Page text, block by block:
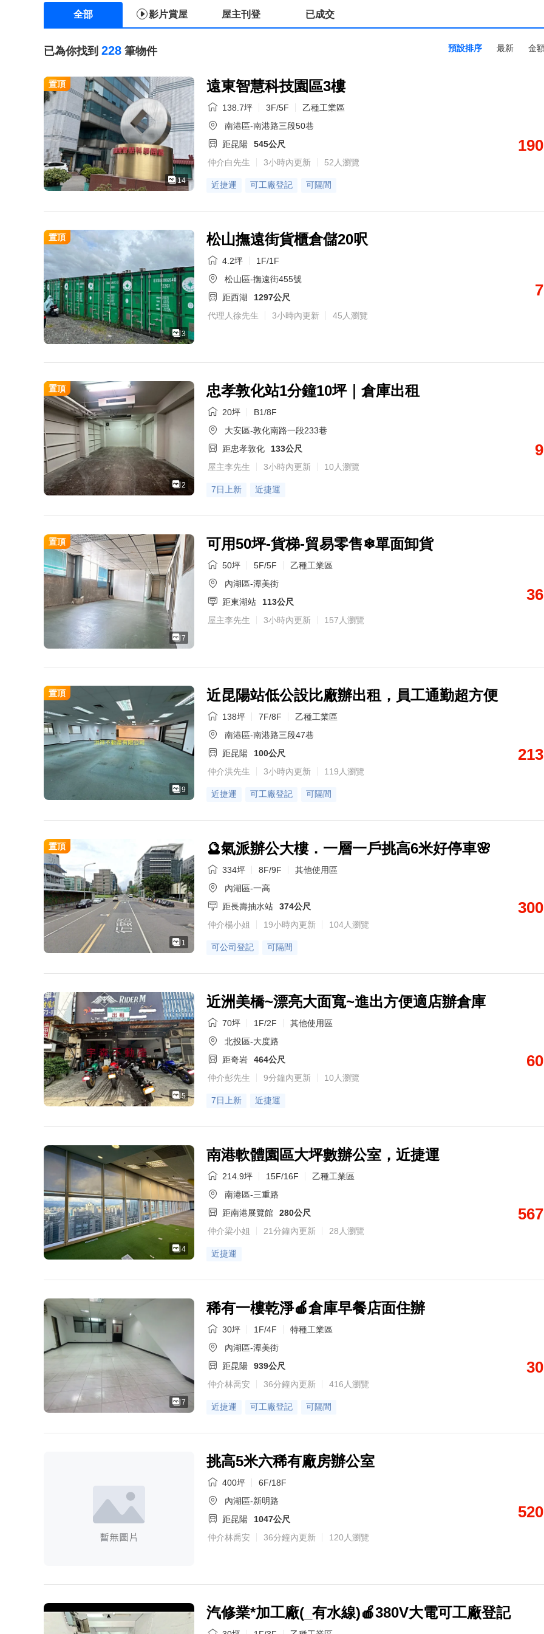
全部 影片賞屋 屋主刊登 已成交
已為你找到 228 筆物件 預設排序 最新 金
置頂
14
遠東智慧科技園區3樓
138.7坪 3F/5F
乙種工業區
南港區-南港路三段50巷
距昆陽
545公尺
仲介白先生
3小時內更新 52人瀏覽
近捷運 可工廠登記 可隔間
置頂
3
松山撫遠街貨櫃倉儲20呎
4.2坪
1F/1F
松山區-撫遠街455號
距西湖
1297公尺
代理人徐先生
3小時內更新 45人瀏覽
置頂
2
忠孝敦化站1分鐘10坪｜倉庫出租
20坪
B1/8F
大安區-敦化南路一段233巷
距忠孝敦化
133公尺
屋主李先生
3小時內更新 10人瀏覽
7日上新 近捷運
置頂
7
可用50坪-貨梯-貿易零售❄單面卸貨
50坪 5F/5F
乙種工業區
內湖區-潭美街
距東湖站
113公尺
屋主李先生
3小時內更新 157人瀏覽
置頂
9
近昆陽站低公設比廠辦出租，員工通勤超方便
138坪 7F/8F
乙種工業區
南港區-南港路三段47巷
距昆陽
100公尺
仲介洪先生
3小時內更新 119人瀏覽
近捷運 可工廠登記 可隔間
置頂
1
🔮氣派辦公大樓．一層一戶挑高6米好停車🌸
334坪 8F/9F
其他使用區
內湖區-一高
距長壽抽水站
374公尺
仲介楊小姐
19小時內更新 104人瀏覽
可公司登記 可隔間
5
近洲美橋~漂亮大面寬~進出方便適店辦倉庫
70坪 1F/2F
其他使用區
北投區-大度路
距奇岩
464公尺
仲介彭先生
9分鐘內更新 10人瀏覽
7日上新 近捷運
4
南港軟體園區大坪數辦公室，近捷運
214.9坪 15F/16F
乙種工業區
南港區-三重路
距南港展覽館
280公尺
仲介梁小姐
21分鐘內更新 28人瀏覽
近捷運
7
稀有一樓乾淨🍎倉庫早餐店面住辦
30坪 1F/4F
特種工業區
內湖區-潭美街
距昆陽
939公尺
仲介林喬安
36分鐘內更新 416人瀏覽
近捷運 可工廠登記 可隔間
挑高5米六稀有廠房辦公室
400坪
6F/18F
內湖區-新明路
距昆陽
1047公尺
仲介林喬安
36分鐘內更新 120人瀏覽
汽修業*加工廠(_有水線)🍎380V大電可工廠登記